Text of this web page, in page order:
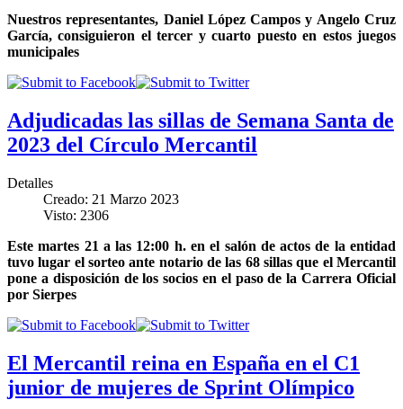
Nuestros representantes, Daniel López Campos y Angelo Cruz
García, consiguieron el tercer y cuarto puesto en estos juegos
municipales
Adjudicadas las sillas de Semana Santa de
2023 del Círculo Mercantil
Detalles
Creado: 21 Marzo 2023
Visto: 2306
Este martes 21 a las 12:00 h. en el salón de actos de la entidad
tuvo lugar el sorteo ante notario de las 68 sillas que el Mercantil
pone a disposición de los socios en el paso de la Carrera Oficial
por Sierpes
El Mercantil reina en España en el C1
junior de mujeres de Sprint Olímpico